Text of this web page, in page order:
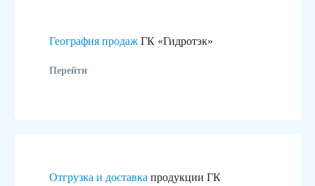
География продаж ГК «Гидротэк»
Перейти
Отгрузка и доставка продукции ГК